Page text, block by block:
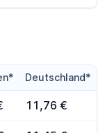
Deutschland*
11,76 €